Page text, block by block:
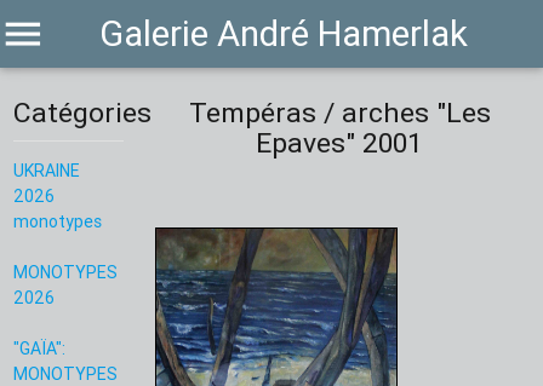
Galerie André Hamerlak
menu
Catégories
UKRAINE
2026
monotypes
MONOTYPES
2026
"GAÏA":
MONOTYPES
Tempéras / arches "Les
Epaves" 2001